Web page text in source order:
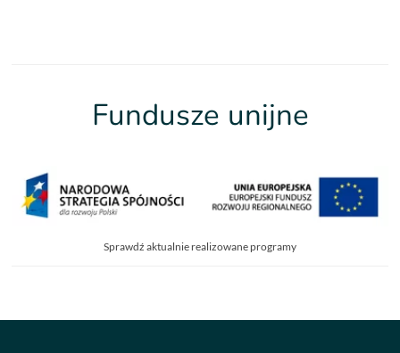
Fundusze unijne
Sprawdź aktualnie realizowane programy